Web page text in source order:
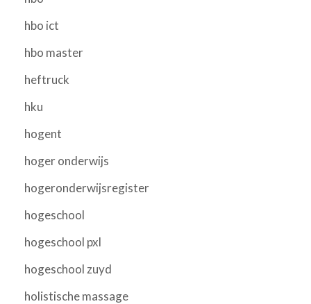
hbo ict
hbo master
heftruck
hku
hogent
hoger onderwijs
hogeronderwijsregister
hogeschool
hogeschool pxl
hogeschool zuyd
holistische massage